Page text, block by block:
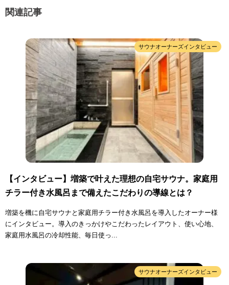
関連記事
サウナオーナーズインタビュー
【インタビュー】増築で叶えた理想の自宅サウナ。家庭用
チラー付き水風呂まで備えたこだわりの導線とは？
増築を機に自宅サウナと家庭用チラー付き水風呂を導入したオーナー様
にインタビュー。導入のきっかけやこだわったレイアウト、使い心地、
家庭用水風呂の冷却性能、毎日使っ...
サウナオーナーズインタビュー